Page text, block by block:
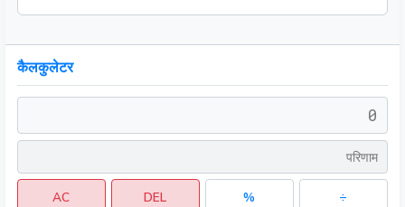
कैलकुलेटर
AC DEL % ÷